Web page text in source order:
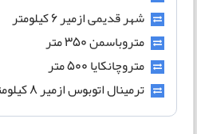
شهر قدیمی ازمیر 6 کیلومتر
متروباسمن 350 متر
متروچانکایا 500 متر
ترمینال اتوبوس ازمیر 8 کیلومتر